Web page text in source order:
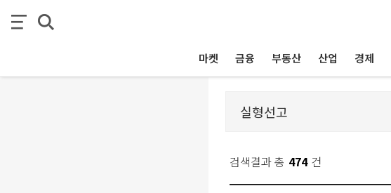
마켓 금융 부동산 산업 경제
검색결과 총 474 건